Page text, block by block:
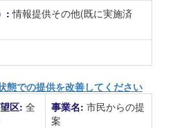
:情報提供その他(既に実施済
態での提供を改善してください
区: 全
事業名: 市民からの提
案